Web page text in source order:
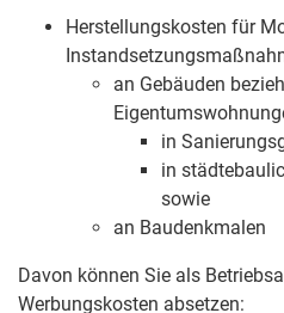
Herstellungskosten für
an Gebäuden
in
in
sowie
an Baudenkmalen
Davon können Sie als
Werbungskosten absetzen: